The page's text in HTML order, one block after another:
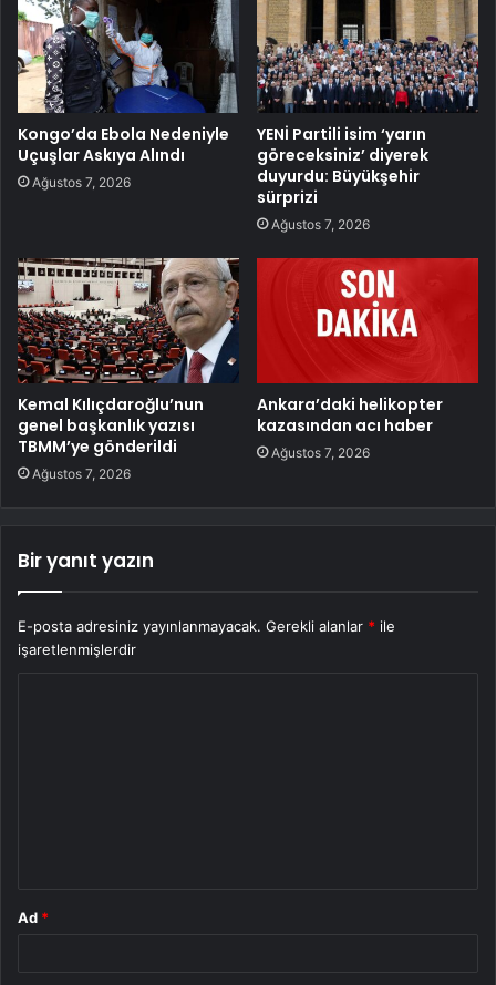
Kongo’da Ebola Nedeniyle
Uçuşlar Askıya Alındı
Ağustos 7, 2026
YENİ Partili isim ‘yarın
göreceksiniz’ diyerek
duyurdu: Büyükşehir
sürprizi
Ağustos 7, 2026
Kemal Kılıçdaroğlu’nun
genel başkanlık yazısı
TBMM’ye gönderildi
Ağustos 7, 2026
Ankara’daki helikopter
kazasından acı haber
Ağustos 7, 2026
Bir yanıt yazın
E-posta adresiniz yayınlanmayacak. Gerekli alanlar * ile
işaretlenmişlerdir
Ad *